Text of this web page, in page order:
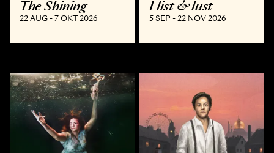
The Shining
22 AUG - 7 OKT 2026
I list & lust
5 SEP - 22 NOV 2026